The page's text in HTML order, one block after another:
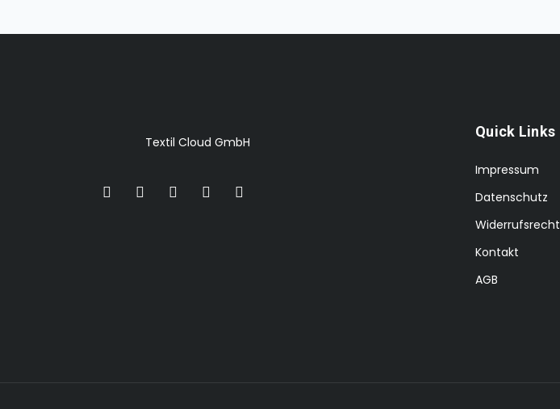
Textil Cloud GmbH
Quick Links
Impressum
Datenschutz
Widerrufsrecht
Kontakt
AGB